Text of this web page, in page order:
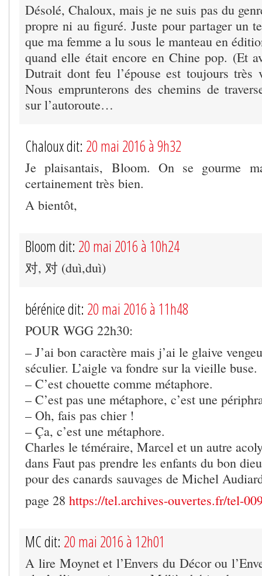
Désolé, Chaloux, mais je ne suis pas du
propre ni au figuré. Juste pour partager un
que ma femme a lu sous le manteau en
quand elle était encore en Chine pop. (Et
Dutrait dont feu l’épouse est toujours très
Nous emprunterons des chemins de
sur l’autoroute…
Chaloux dit: 20 mai 2016 à 9h32
Je plaisantais, Bloom. On se gourme
certainement très bien.
A bientôt,
Bloom dit: 20 mai 2016 à 10h24
对, 对 (duì,duì)
bérénice dit: 20 mai 2016 à 11h48
POUR WGG 22h30:
– J’ai bon caractère mais j’ai le glaive
séculier. L’aigle va fondre sur la vieille buse.
– C’est chouette comme métaphore.
– C’est pas une métaphore, c’est une
– Oh, fais pas chier !
– Ça, c’est une métaphore.
Charles le téméraire, Marcel et un autre
dans Faut pas prendre les enfants du bon dieu
pour des canards sauvages de Michel
page 28 https://tel.archives-ouvertes.fr/tel-
MC dit: 20 mai 2016 à 12h01
A lire Moynet et l’Envers du Décor ou